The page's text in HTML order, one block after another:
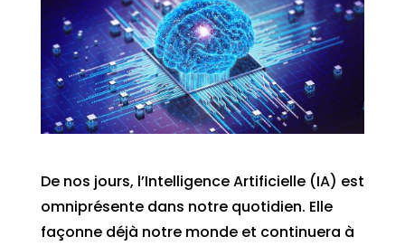
De nos jours, l’Intelligence Artificielle (IA) est
omniprésente dans notre quotidien. Elle
façonne déjà notre monde et continuera à